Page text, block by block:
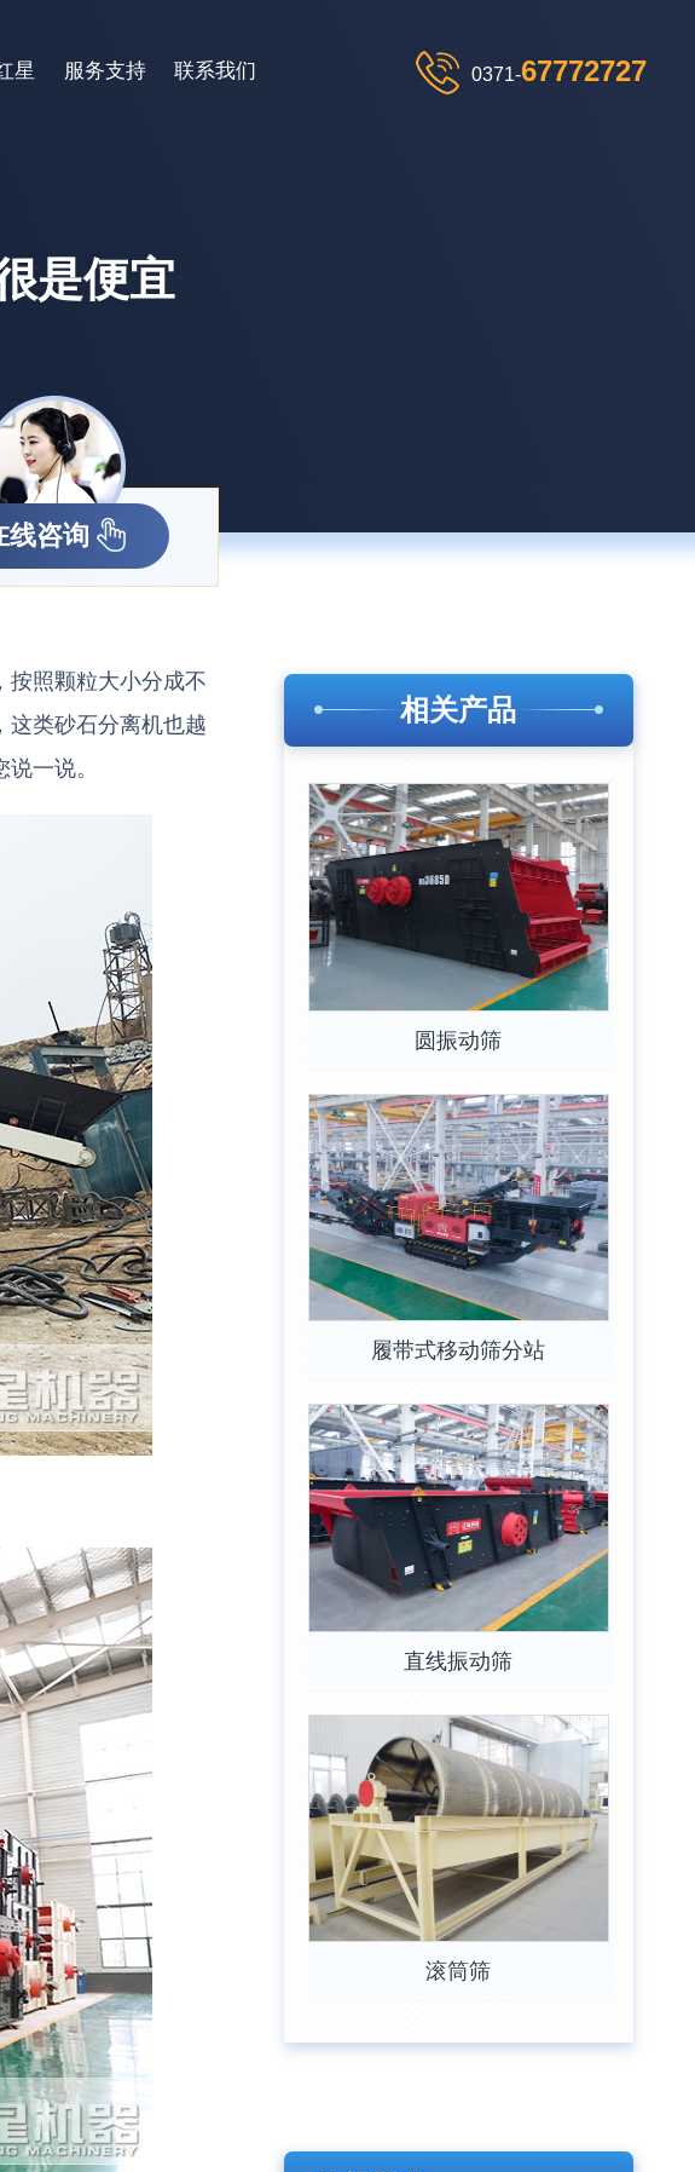
星 服务支持 联系我们 0371-67772727
是便宜
线咨询
按照颗粒大小分成不
这类砂石分离机也越
一说。
相关产品
圆振动筛
履带式移动筛分站
直线振动筛
滚筒筛